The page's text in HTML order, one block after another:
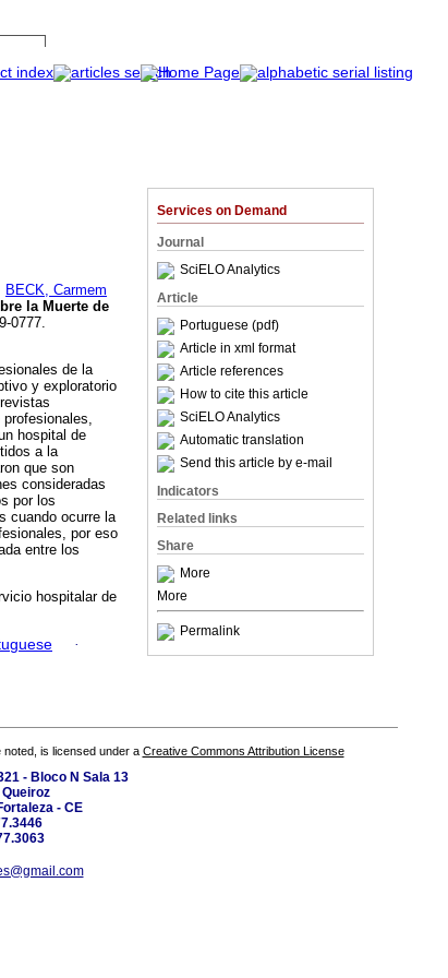
Services on Demand
Journal
SciELO Analytics
Article
Portuguese (pdf)
Article in xml format
Article references
How to cite this article
SciELO Analytics
Automatic translation
Send this article by e-mail
Indicators
Related links
Share
More
More
Permalink
BECK, Carmem
la Muerte de
0777.
de la
y exploratorio
hospital de
a la
que son
consideradas
por los
cuando ocurre la
por eso
entre los
hospitalar de
·
is licensed under a Creative Commons Attribution License
- Bloco N Sala 13
- CE